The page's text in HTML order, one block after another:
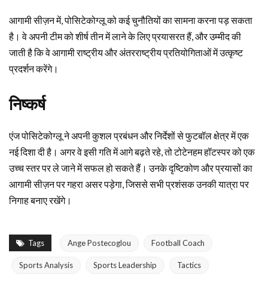
आगामी सीज़न में, पोसिटेकोग्लू को कई चुनौतियों का सामना करना पड़ सकता
है। वे अपनी टीम को शीर्ष तीन में लाने के लिए प्रयासरत हैं, और उम्मीद की
जाती है कि वे आगामी राष्ट्रीय और अंतरराष्ट्रीय प्रतियोगिताओं में उत्कृष्ट
प्रदर्शन करेंगे।
निष्कर्ष
एंज पोसिटेकोग्लू ने अपनी कुशल प्रबंधन और निर्देशों से फुटबॉल क्षेत्र में एक
नई दिशा दी है। अगर वे इसी गति में आगे बढ़ते रहे, तो टोटेनहम हॉटस्पर को एक
उच्च स्तर पर ले जाने में सफल हो सकते हैं। उनके दृष्टिकोण और प्रयासों का
आगामी सीज़न पर गहरा असर पड़ेगा, जिससे सभी प्रशंसक उनकी यात्रा पर
निगाह बनाए रखेंगे।
Tags Ange Postecoglou Football Coach
Sports Analysis Sports Leadership Tactics